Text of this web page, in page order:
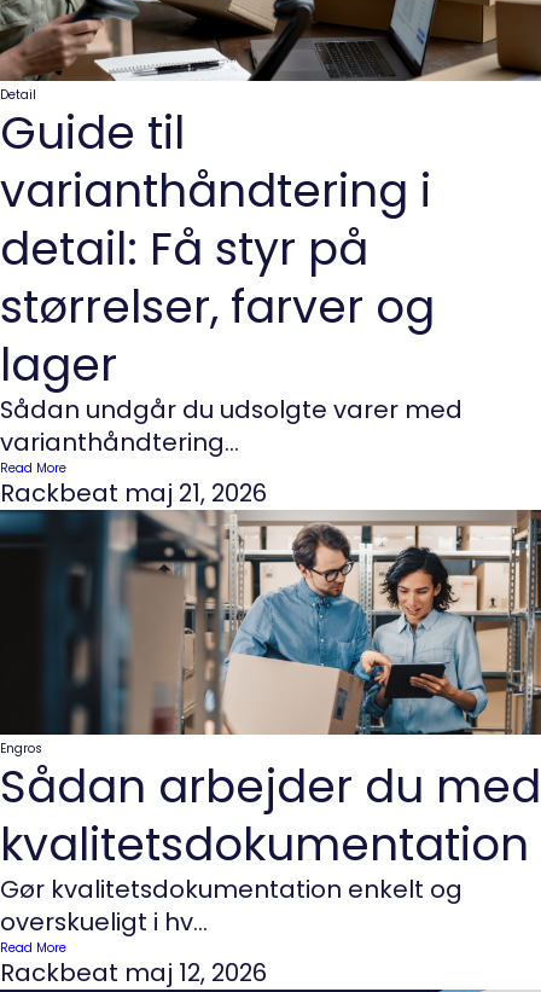
Detail
Guide til
varianthåndtering i
detail: Få styr på
størrelser, farver og
lager
Sådan undgår du udsolgte varer med
varianthåndtering...
Read More
Rackbeat maj 21, 2026
Engros
Sådan arbejder du med
kvalitetsdokumentation
Gør kvalitetsdokumentation enkelt og
overskueligt i hv...
Read More
Rackbeat maj 12, 2026